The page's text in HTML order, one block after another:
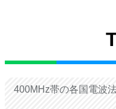
400MHz帯の各国電波